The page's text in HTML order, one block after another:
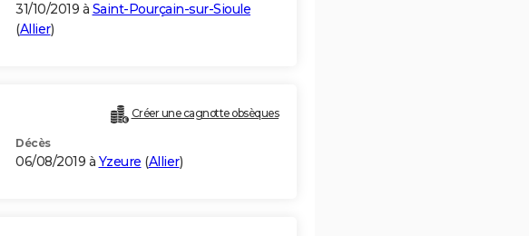
31/10/2019 à Saint-Pourçain-sur-Sioule
(Allier)
Créer une cagnotte obsèques
Décès
06/08/2019 à Yzeure (Allier)